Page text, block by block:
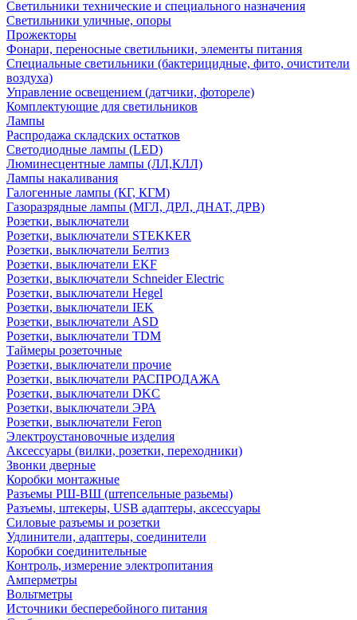
Светильники технические и специального назначения
Светильники уличные, опоры
Прожекторы
Фонари, переносные светильники, элементы питания
Специальные светильники (бактерицидные, фито, очистители
воздуха)
Управление освещением (датчики, фотореле)
Комплектующие для светильников
Лампы
Распродажа складских остатков
Светодиодные лампы (LED)
Люминесцентные лампы (ЛЛ,КЛЛ)
Лампы накаливания
Галогенные лампы (КГ, КГМ)
Газоразрядные лампы (МГЛ, ДРЛ, ДНАТ, ДРВ)
Розетки, выключатели
Розетки, выключатели STEKKER
Розетки, выключатели Белтиз
Розетки, выключатели EKF
Розетки, выключатели Schneider Electric
Розетки, выключатели Hegel
Розетки, выключатели IEK
Розетки, выключатели ASD
Розетки, выключатели TDM
Таймеры розеточные
Розетки, выключатели прочие
Розетки, выключатели РАСПРОДАЖА
Розетки, выключатели DKC
Розетки, выключатели ЭРА
Розетки, выключатели Feron
Электроустановочные изделия
Аксессуары (вилки, розетки, переходники)
Звонки дверные
Коробки монтажные
Разъемы РШ-ВШ (штепсельные разьемы)
Разъемы, штекеры, USB адаптеры, аксессуары
Силовые разъемы и розетки
Удлинители, адаптеры, соединители
Коробки соединительные
Контроль, измерение электропитания
Амперметры
Вольтметры
Источники бесперебойного питания